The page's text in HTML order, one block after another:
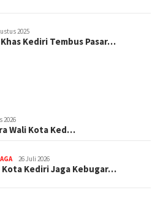
2025
Kediri Tembus Pasar…
2026
Wali Kota Ked…
26 Juli 2026
Kota Kediri Jaga Kebugar…